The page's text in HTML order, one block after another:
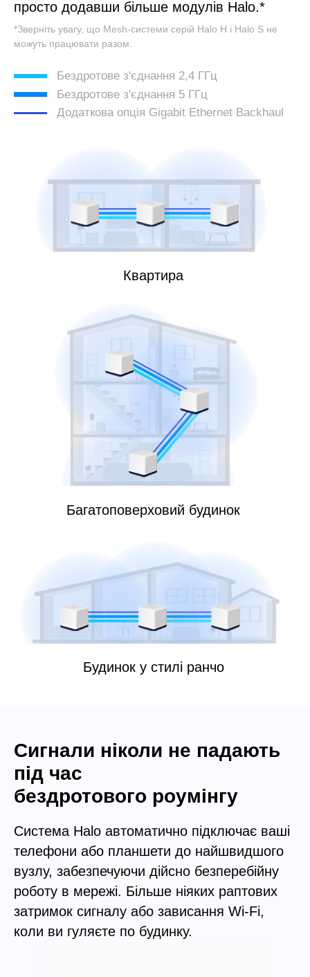
просто додавши більше модулів Halo.*
*Зверніть увагу, що Mesh-системи серій Halo H і Halo S не
можуть працювати разом.
Квартира
Багатоповерховий будинок
Будинок у стилі ранчо
Бездротове з'єднання 2,4 ГГц
Бездротове з'єднання 5 ГГц
Додаткова опція Gigabit Ethernet Backhaul
Сигнали ніколи не падають
під час
бездротового роумінгу
Система Halo автоматично підключає ваші
телефони або планшети до найшвидшого
вузлу, забезпечуючи дійсно безперебійну
роботу в мережі. Більше ніяких раптових
затримок сигналу або зависання Wi-Fi,
коли ви гуляєте по будинку.